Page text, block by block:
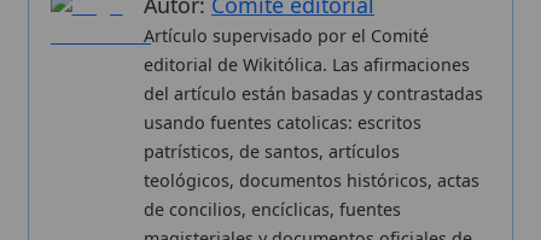
Sobre nosotros
Proceso editorial
Publicación seriada
Datos abiertos
Estadísticas
Política de privacidad
Categorias
Más visitados
Nuevas entradas
Cambios recientes
Aplicaciones
Kit de Prensa
Widgets para tu web
Canal de WhatsApp
Únete · publicación regular